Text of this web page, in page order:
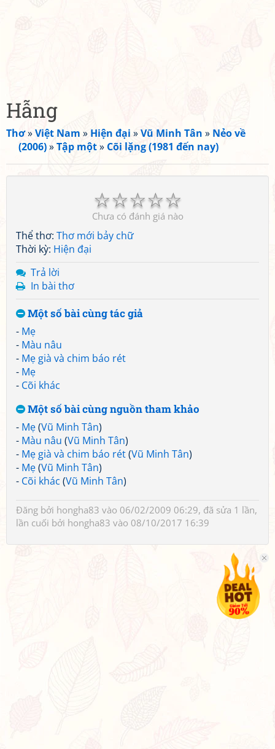
Hẫng
Thơ»Việt Nam » Hiện đại »Vũ Minh Tân » Nẻo về
(2006)»Tập một» Cõi lặng (1981 đến nay)
☆
☆
☆
☆
☆
Chưa có đánh giá nào
Thể thơ: Thơ mới bảy chữ
Thời kỳ: Hiện đại
Trả lời
In bài thơ
Một số bài cùng tác giả
- Mẹ
- Màu nâu
- Mẹ già và chim báo rét
- Mẹ
- Cõi khác
Một số bài cùng nguồn tham khảo
- Mẹ(Vũ Minh Tân)
- Màu nâu (Vũ Minh Tân)
- Mẹ già và chim báo rét(Vũ Minh Tân)
- Mẹ(Vũ Minh Tân)
- Cõi khác (Vũ Minh Tân)
Đăng bởi hongha83 vào 06/02/2009 06:29, đã sửa 1 lần,
lần cuối bởi hongha83 vào 08/10/2017 16:39